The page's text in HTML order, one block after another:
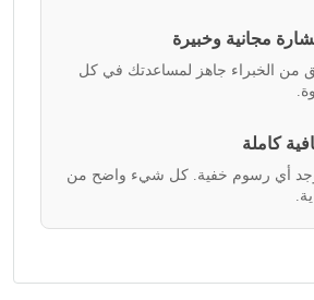
مجانية وخبيرة
من الخبراء جاهز لمساعدتك في كل
كاملة
أي رسوم خفية. كل شيء واضح من